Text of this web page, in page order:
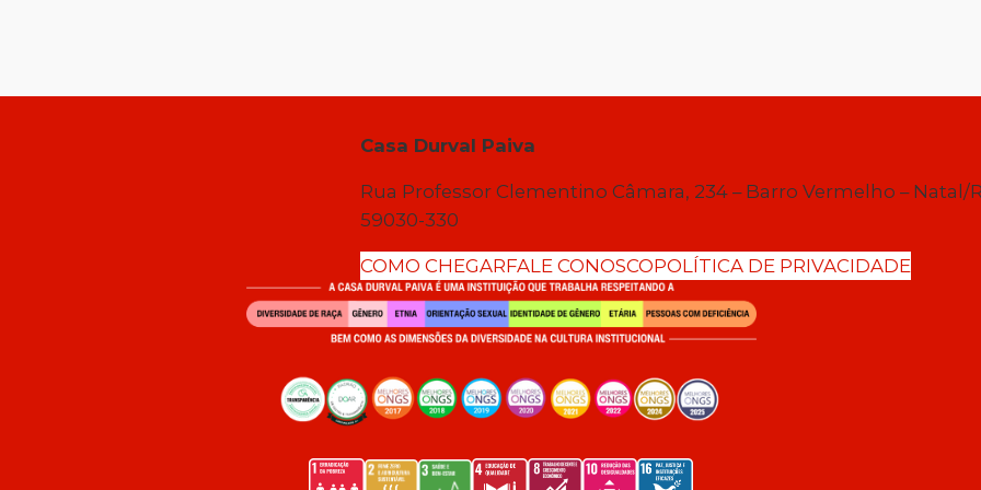
Casa Durval Paiva
Rua Professor Clementino Câmara, 234 – Barro Vermelho – Natal/
59030-330
COMO CHEGARFALE CONOSCOPOLÍTICA DE PRIVACIDADE